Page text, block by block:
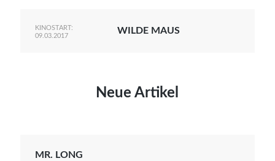
KINOSTART:
09.03.2017
WILDE MAUS
Neue Artikel
MR. LONG